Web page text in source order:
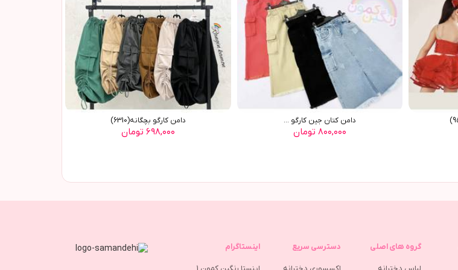
دامن کتان جین کارگو ...
۸۰۰,۰۰۰ تومان
دامن کارگو بچگانه(6310)
۶۹۸,۰۰۰ تومان
گروه های اصلی دسترسی سریع اینستاگرام